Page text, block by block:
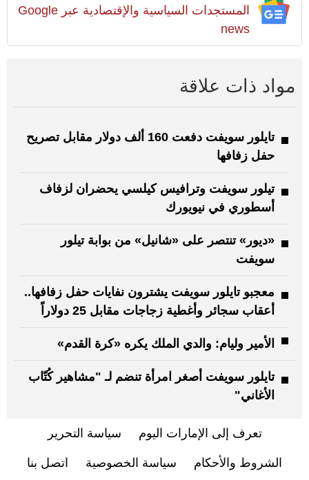
المستجدات السياسية والإقتصادية عبر Google
news
مواد ذات علاقة
تايلور سويفت دفعت 160 ألف دولار مقابل تصريح
حفل زفافها
تيلور سويفت وترافيس كيلسي يحضران لزفاف
أسطوري في نيويورك
«ديور» تنتصر على «شانيل» من بوابة تيلور
سويفت
معجبو تايلور سويفت يشترون نفايات حفل زفافها..
أعقاب سجائر وأغطية زجاجات مقابل 25 دولاراً
الأمير وليام: والدي الملك يكره «كرة القدم»
تايلور سويفت أصغر امرأة تنضم لـ "مشاهير كُتّاب
الأغاني"
تعرف إلى الإمارات اليوم سياسة التحرير
الشروط والأحكام سياسة الخصوصية اتصل بنا